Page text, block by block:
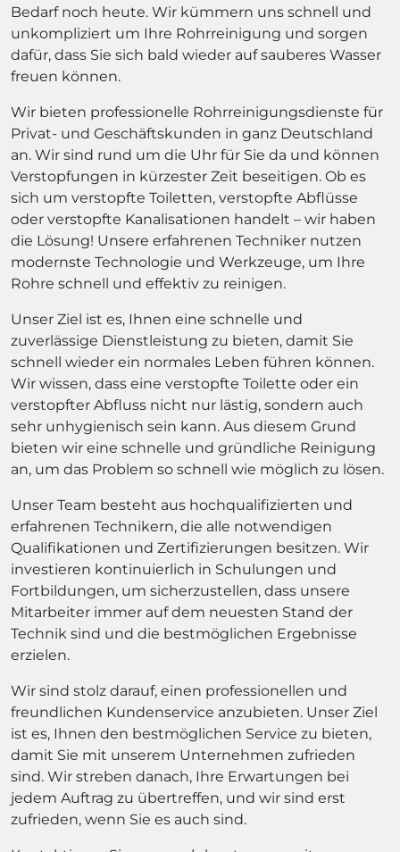
Bedarf noch heute. Wir kümmern uns schnell und
unkompliziert um Ihre Rohrreinigung und sorgen
dafür, dass Sie sich bald wieder auf sauberes Wasser
freuen können.
Wir bieten professionelle Rohrreinigungsdienste für
Privat- und Geschäftskunden in ganz Deutschland
an. Wir sind rund um die Uhr für Sie da und können
Verstopfungen in kürzester Zeit beseitigen. Ob es
sich um verstopfte Toiletten, verstopfte Abflüsse
oder verstopfte Kanalisationen handelt – wir haben
die Lösung! Unsere erfahrenen Techniker nutzen
modernste Technologie und Werkzeuge, um Ihre
Rohre schnell und effektiv zu reinigen.
Unser Ziel ist es, Ihnen eine schnelle und
zuverlässige Dienstleistung zu bieten, damit Sie
schnell wieder ein normales Leben führen können.
Wir wissen, dass eine verstopfte Toilette oder ein
verstopfter Abfluss nicht nur lästig, sondern auch
sehr unhygienisch sein kann. Aus diesem Grund
bieten wir eine schnelle und gründliche Reinigung
an, um das Problem so schnell wie möglich zu lösen.
Unser Team besteht aus hochqualifizierten und
erfahrenen Technikern, die alle notwendigen
Qualifikationen und Zertifizierungen besitzen. Wir
investieren kontinuierlich in Schulungen und
Fortbildungen, um sicherzustellen, dass unsere
Mitarbeiter immer auf dem neuesten Stand der
Technik sind und die bestmöglichen Ergebnisse
erzielen.
Wir sind stolz darauf, einen professionellen und
freundlichen Kundenservice anzubieten. Unser Ziel
ist es, Ihnen den bestmöglichen Service zu bieten,
damit Sie mit unserem Unternehmen zufrieden
sind. Wir streben danach, Ihre Erwartungen bei
jedem Auftrag zu übertreffen, und wir sind erst
zufrieden, wenn Sie es auch sind.